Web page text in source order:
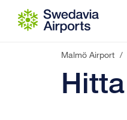
Gå till innehåll
Malmö Airport /